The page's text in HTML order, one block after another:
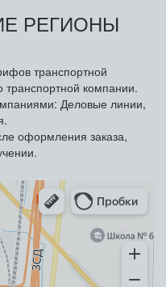
РЕГИОНЫ
транспортной
транспортной компании.
Деловые линии,
оформления заказа,